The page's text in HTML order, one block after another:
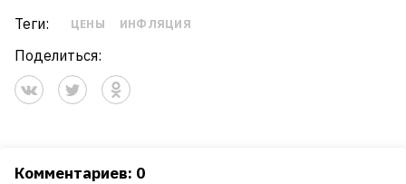
Теги: ЦЕНЫ ИНФЛЯЦИЯ
Поделиться:
Комментариев: 0